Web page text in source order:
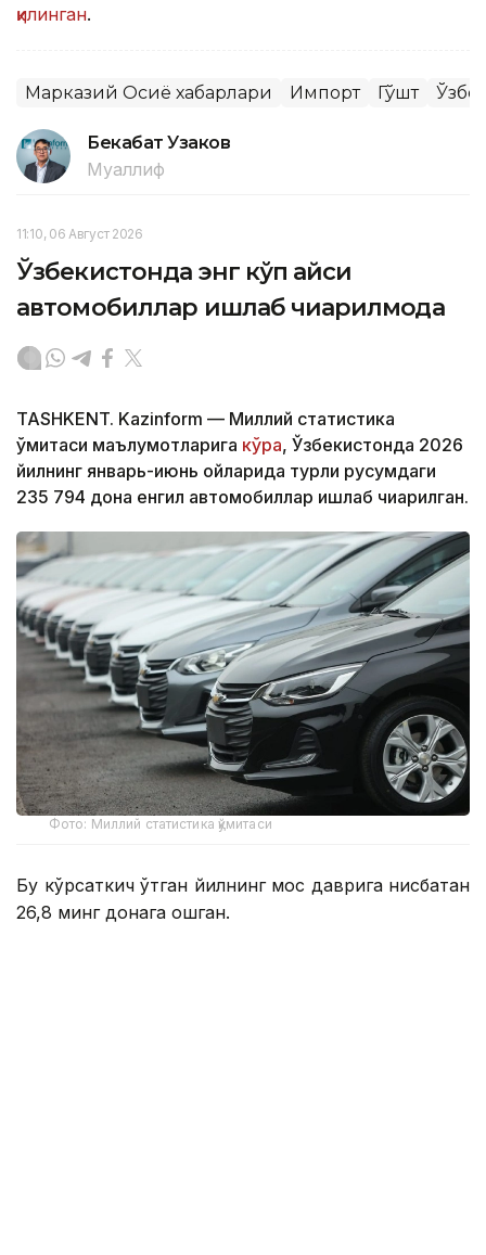
қилинган.
Марказий Осиё хабарлари Импорт Гўшт
Бекабат Узаков
Муаллиф
11:10, 06 Август 2026
Ўзбекистонда энг кўп қайси
автомобиллар ишлаб чиқарилмоқда
TASHKENT. Kazinform — Миллий статистика
қўмитаси маълумотларига кўра, Ўзбекистонда 2026
йилнинг январь-июнь ойларида турли русумдаги
235 794 дона енгил автомобиллар ишлаб чиқарилган.
Фото: Миллий статистика қўмитаси
Бу кўрсаткич ўтган йилнинг мос даврига нисбатан
26,8 минг донага ошган.